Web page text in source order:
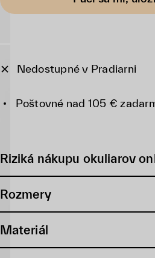
Nedostupné v Pradiarni
Poštovné nad 105 €
Riziká nákupu okuliarov
Rozmery
Materiál